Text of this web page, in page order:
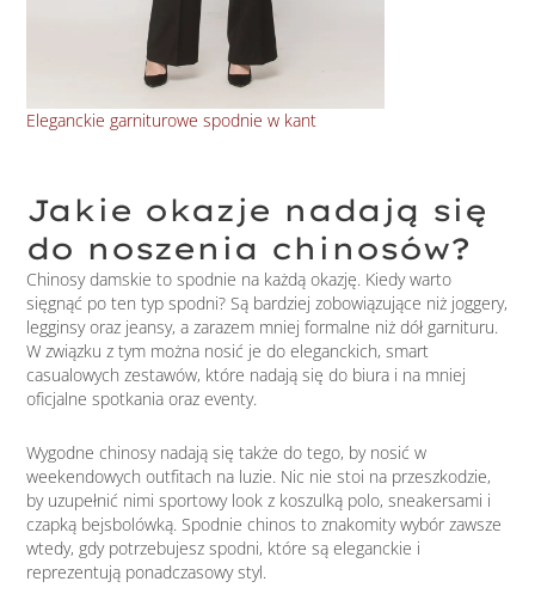
Eleganckie garniturowe spodnie w kant
Jakie okazje nadają się
do noszenia chinosów?
Chinosy damskie to spodnie na każdą okazję. Kiedy warto
sięgnąć po ten typ spodni? Są bardziej zobowiązujące niż joggery,
legginsy oraz jeansy, a zarazem mniej formalne niż dół garnituru.
W związku z tym można nosić je do eleganckich, smart
casualowych zestawów, które nadają się do biura i na mniej
oficjalne spotkania oraz eventy.
Wygodne chinosy nadają się także do tego, by nosić w
weekendowych outfitach na luzie. Nic nie stoi na przeszkodzie,
by uzupełnić nimi sportowy look z koszulką polo, sneakersami i
czapką bejsbolówką. Spodnie chinos to znakomity wybór zawsze
wtedy, gdy potrzebujesz spodni, które są eleganckie i
reprezentują ponadczasowy styl.